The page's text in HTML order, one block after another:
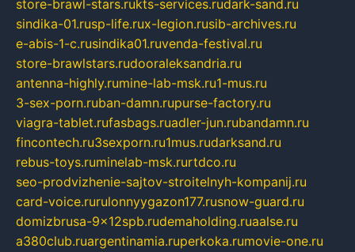
store-brawl-stars.rukts-services.rudark-sand.ru
sindika-01.rusp-life.rux-legion.rusib-archives.ru
e-abis-1-c.rusindika01.ruvenda-festival.ru
store-brawlstars.rudooraleksandria.ru
antenna-highly.rumine-lab-msk.ru1-mus.ru
3-sex-porn.ruban-damn.rupurse-factory.ru
viagra-tablet.rufasbags.ruadler-jun.rubandamn.ru
fincontech.ru3sexporn.ru1mus.rudarksand.ru
rebus-toys.ruminelab-msk.rurtdco.ru
seo-prodvizhenie-sajtov-stroitelnyh-kompanij.ru
card-voice.rurulonnyygazon177.rusnow-guard.ru
domizbrusa-9x12spb.rudemaholding.ruaalse.ru
a380club.ruargentinamia.ruperkoka.rumovie-one.ru